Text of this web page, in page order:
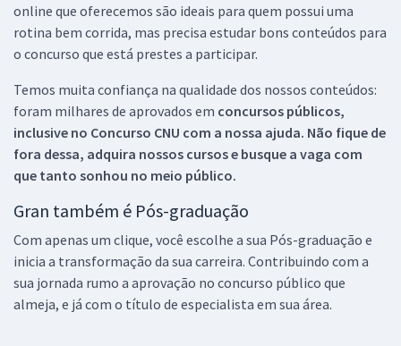
online que oferecemos são ideais para quem possui uma
rotina bem corrida, mas precisa estudar bons conteúdos para
o concurso que está prestes a participar.
Temos muita confiança na qualidade dos nossos conteúdos:
foram milhares de aprovados em concursos públicos,
inclusive no Concurso CNU com a nossa ajuda. Não fique de
fora dessa, adquira nossos cursos e busque a vaga com
que tanto sonhou no meio público.
Gran também é Pós-graduação
Com apenas um clique, você escolhe a sua Pós-graduação e
inicia a transformação da sua carreira. Contribuindo com a
sua jornada rumo a aprovação no concurso público que
almeja, e já com o título de especialista em sua área.